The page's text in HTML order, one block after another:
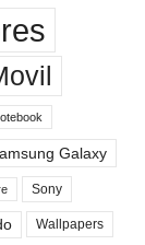
Galaxy
Sony
Wallpapers